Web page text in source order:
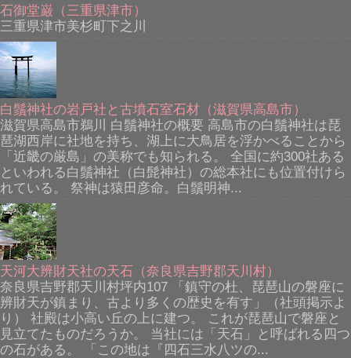
石御堂巌（三重県津市）
三重県津市美杉町下之川
白鬚神社の岩戸社と古墳石室石材（滋賀県高島市）
滋賀県高島市鵜川 白鬚神社の概要 高島市の白鬚神社は琵
琶湖西岸に社地を持ち、湖上に大鳥居を浮かべることから
「近畿の厳島」の美称でも知られる。 全国に約300社ある
といわれる白鬚神社（白髭神社）の総本社にも位置付けら
れている。 祭神は猿田彦命。白鬚明神...
天河大辨財天社の天石（奈良県吉野郡天川村）
奈良県吉野郡天川村坪内107 「鎮守の杜、琵琶山の磐座に
辨財天が鎮まり、古より多くの歴史を有す」（社頭掲示よ
り） 社殿は小高い丘の上に建つ。 これが琵琶山で磐座と
見立てたものだろうか。 当社には「天石」と呼ばれる四つ
の石がある。 「この地は『四石三水八ツの...